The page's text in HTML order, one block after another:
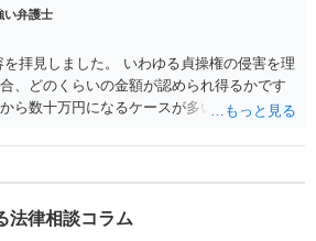
破棄の慰謝料も払う必要が生じるという可
せん。 ただし、法律上重婚は認められてい
約が成立するかといわれると、成立しない
高いと思われます。 ３について 和解をする
めを設けることがほとんどです。 清算条項
これをもってお互いに今後一切請求しな
ことになります。 上記はあくまでも一般論
弁護士に相談すべき事案かと存じますの
ことをお勧めいたします。
い弁護士
拝見しました。 いわゆる貞操権の侵害を理
、どのくらいの金額が認められ得るかです
ら数十万円になるケースが多いかと思いま
提とするような交際関係であったかといっ
法律相談コラム